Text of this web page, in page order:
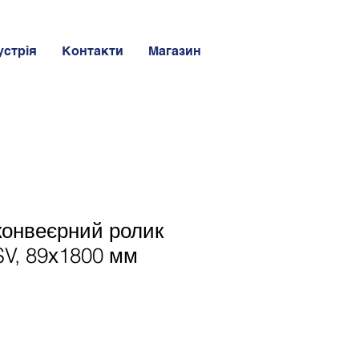
Контакти Магазин
ролик
89х1800 мм